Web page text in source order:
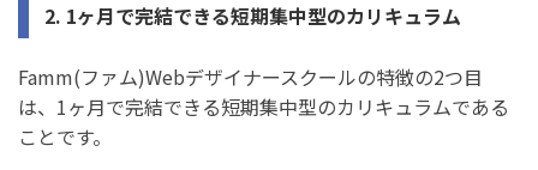
6. まずは小さな実績を積み上げる
Famm(ファム)Webデザイナースクールがおすすめの人
の特徴・おすすめできない人の特徴
Famm(ファム)Webデザイナースクールがおすすめの人の
2. 1ヶ月で完結できる短期集中型のカリキュラム
Famm(ファム)Webデザイナースクールの特徴の2つ目
は、1ヶ月で完結できる短期集中型のカリキュラムである
ことです。